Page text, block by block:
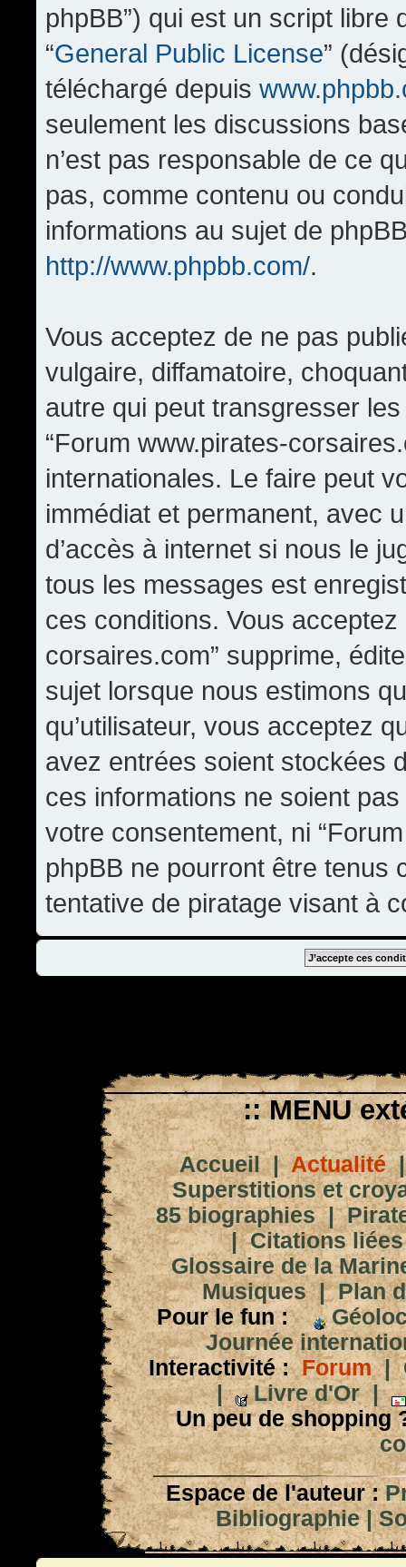
phpBB”) qui est un script
“General Public License”
téléchargé depuis
seulement les discussions
n’est pas responsable de ce
pas, comme contenu ou
informations au sujet de
http://www.phpbb.com/.
Vous acceptez de ne pas
vulgaire, diffamatoire,
autre qui peut transgresser
“Forum www.pirates-
internationales. Le faire peut
immédiat et permanent, avec
d’accès à internet si nous le
tous les messages est
ces conditions. Vous
corsaires.com” supprime,
sujet lorsque nous estimons
qu’utilisateur, vous acceptez
avez entrées soient stockées
ces informations ne soient
votre consentement, ni
phpBB ne pourront être tenus
tentative de piratage visant à
:: MENU
Accueil|Actualité
Superstitions et
85 biographies|
|Citations
Glossaire de la
Musiques|Plan
Pour le fun :
Journée
Interactivité : Forum|
|
Livre d'Or|
Un peu de shopping
Espace de l'auteur :
Bibliographie|